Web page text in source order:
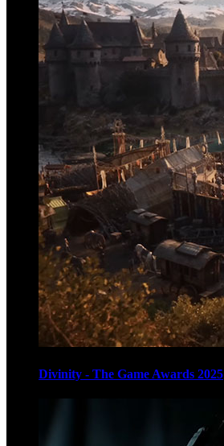
Divinity - The Game Awards 2025